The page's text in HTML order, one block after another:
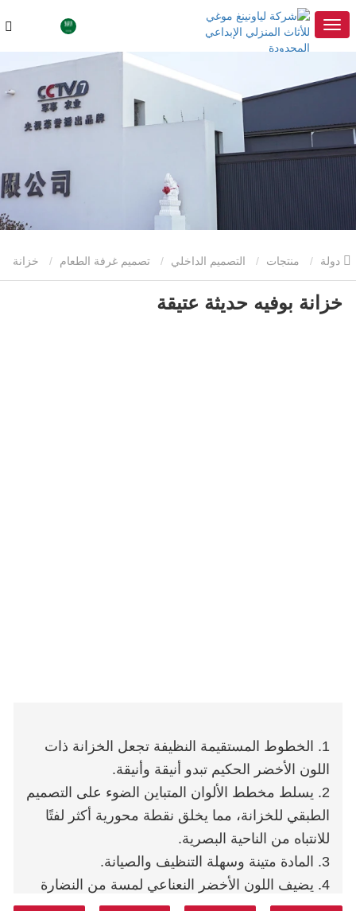
منتجات التصميم الداخلي تصميم غرفة الطعام خزانة
بوفيه حديثة عتيقة
خزانة بوفيه حديثة عتيقة
1. الخطوط المستقيمة النظيفة تجعل الخزانة ذات
اللون الأخضر الحكيم تبدو أنيقة وأنيقة.
2. يسلط مخطط الألوان المتباين الضوء على التصميم
الطبقي للخزانة، مما يخلق نقطة محورية أكثر لفتًا
للانتباه من الناحية البصرية.
3. المادة متينة وسهلة التنظيف والصيانة.
4. يضيف اللون الأخضر النعناعي لمسة من النضارة
ويخفف من المظهر الثقيل للخزانة.